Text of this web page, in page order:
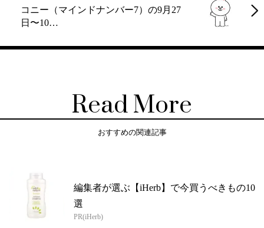
コニー（マインドナンバー7）の9月27
日〜10…
Read More
おすすめの関連記事
編集者が選ぶ【iHerb】で今買うべきもの10
選
PR(iHerb)